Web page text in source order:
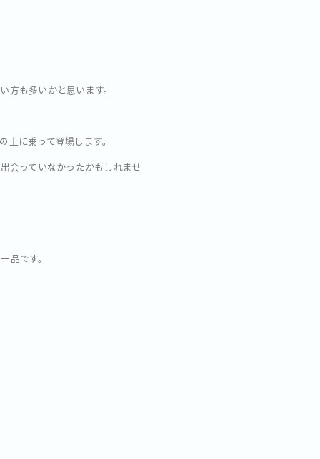
も多いかと思います。
に乗って登場します。
会っていなかったかもしれませ
品です。